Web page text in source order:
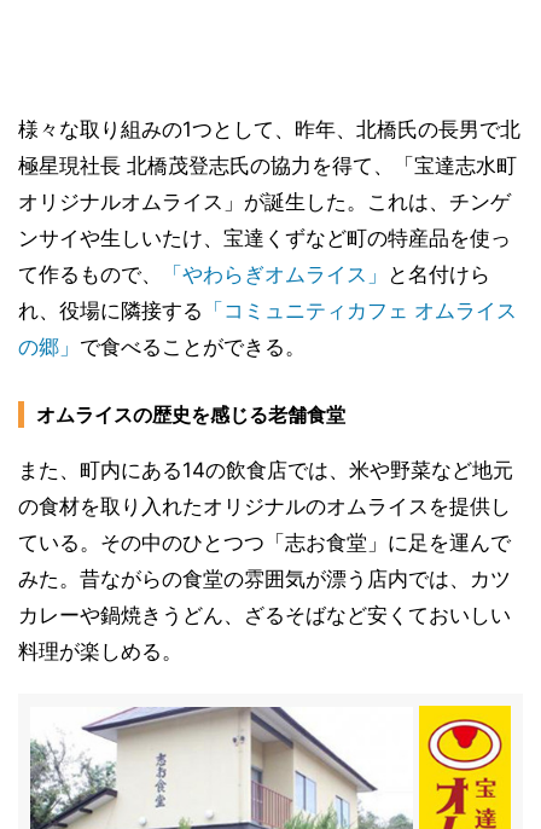
様々な取り組みの1つとして、昨年、北橋氏の長男で北
極星現社長 北橋茂登志氏の協力を得て、「宝達志水町
オリジナルオムライス」が誕生した。これは、チンゲ
ンサイや生しいたけ、宝達くずなど町の特産品を使っ
て作るもので、
「やわらぎオムライス」
と名付けら
れ、役場に隣接する 「コミュニティカフェ オムライス
の郷」 で食べることができる。
オムライスの歴史を感じる老舗食堂
また、町内にある14の飲食店では、米や野菜など地元
の食材を取り入れたオリジナルのオムライスを提供し
ている。その中のひとつつ「志お食堂」に足を運んで
みた。昔ながらの食堂の雰囲気が漂う店内では、カツ
カレーや鍋焼きうどん、ざるそばなど安くておいしい
料理が楽しめる。